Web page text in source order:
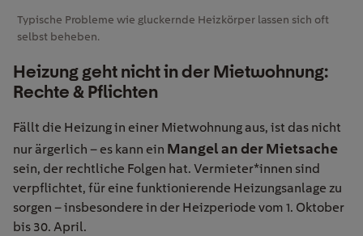
Typische Probleme wie gluckernde Heizkörper lassen sich oft
selbst beheben.
Heizung geht nicht in der Mietwohnung:
Rechte & Pflichten
Fällt die Heizung in einer Mietwohnung aus, ist das nicht
nur ärgerlich – es kann ein Mangel an der Mietsache
sein, der rechtliche Folgen hat. Vermieter*innen sind
verpflichtet, für eine funktionierende Heizungsanlage zu
sorgen – insbesondere in der Heizperiode vom 1. Oktober
bis 30. April.